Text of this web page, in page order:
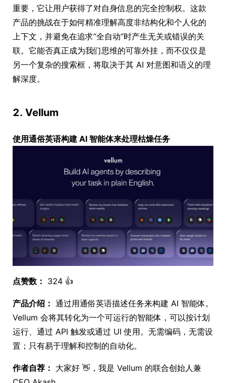
重要，它让用户获得了对自身信息的完全控制权。这款
产品的挑战在于如何精准理解高度非结构化和个人化的
上下文，并避免在追求“全自动”时产生无关或错误的关
联。它能否真正成为我们思维的可靠外挂，而不仅仅是
另一个复杂的搜索框，将取决于其 AI 对意图和语义的理
解深度。
2. Vellum
使用通俗英语构建 AI 智能体来处理枯燥任务
点赞数： 324 👍
产品介绍： 通过用通俗英语描述任务来构建 AI 智能体。
Vellum 会将其转化为一个可运行的智能体，可以按计划
运行、通过 API 触发或通过 UI 使用。无需编码，无需设
置；只有易于理解和控制的自动化。
作者自荐： 大家好 👋，我是 Vellum 的联合创始人兼